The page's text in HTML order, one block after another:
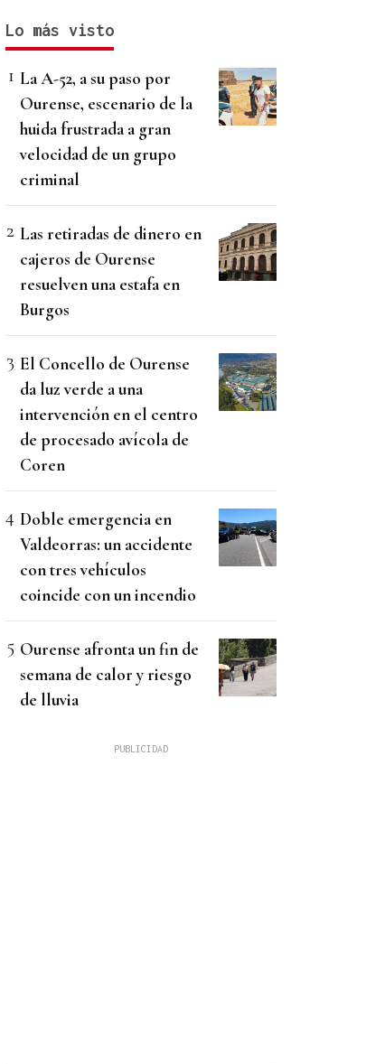
Lo más visto
La A-52, a su paso por
Ourense, escenario de la
huida frustrada a gran
velocidad de un grupo
criminal
Las retiradas de dinero en
cajeros de Ourense
resuelven una estafa en
Burgos
El Concello de Ourense
da luz verde a una
intervención en el centro
de procesado avícola de
Coren
Doble emergencia en
Valdeorras: un accidente
con tres vehículos
coincide con un incendio
Ourense afronta un fin de
semana de calor y riesgo
de lluvia